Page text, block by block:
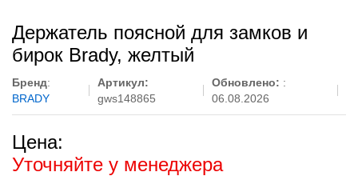
Держатель поясной для замков и
бирок Brady, желтый
Бренд:
BRADY
Артикул:
gws148865
Обновлено: :
06.08.2026
Цена:
Уточняйте у менеджера